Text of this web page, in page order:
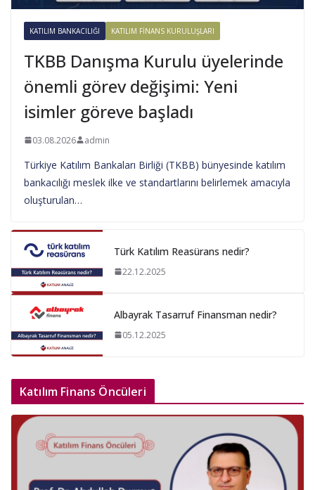
KATILIM BANKACILIĞI KATILIM FINANS KURULUŞLARI
TKBB Danışma Kurulu üyelerinde
önemli görev değişimi: Yeni
isimler göreve başladı
03.08.2026 admin
Türkiye Katılım Bankaları Birliği (TKBB) bünyesinde katılım
bankacılığı meslek ilke ve standartlarını belirlemek amacıyla
oluşturulan…
Türk Katılım Reasürans nedir?
22.12.2025
Albayrak Tasarruf Finansman nedir?
05.12.2025
Katılım Finans Öncüleri